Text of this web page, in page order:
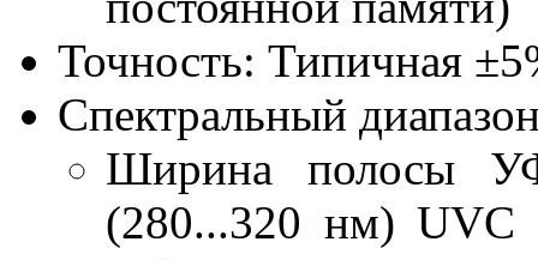
Точность: Типичная
Спектральный
Ширина полосы
(280...320 нм) UVC